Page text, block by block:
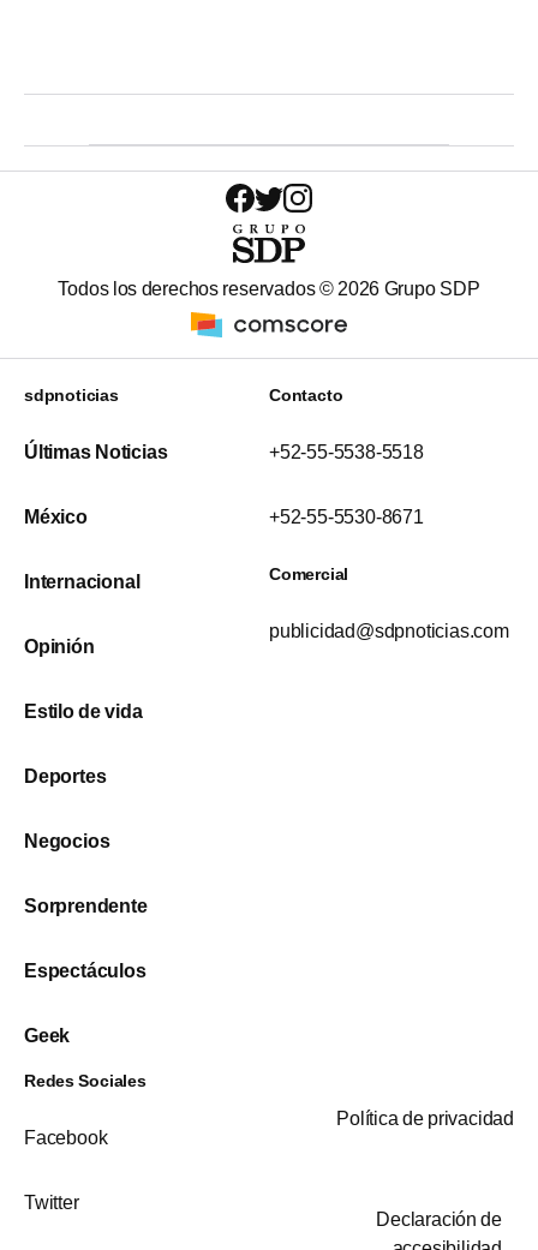
Todos los derechos reservados ©2026 Grupo SDP
sdpnoticias
Últimas Noticias
México
Internacional
Opinión
Estilo de vida
Deportes
Negocios
Sorprendente
Espectáculos
Geek
Contacto
+52-55-5538-5518
+52-55-5530-8671
Comercial
publicidad@sdpnoticias.com
Redes Sociales
Facebook
Twitter
Política de privacidad
Declaración de